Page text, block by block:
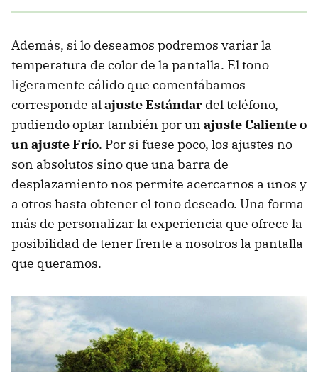
Además, si lo deseamos podremos variar la
temperatura de color de la pantalla. El tono
ligeramente cálido que comentábamos
corresponde alajuste Estándar del teléfono,
pudiendo optar también por un ajuste Caliente o
un ajuste Frío. Por si fuese poco, los ajustes no
son absolutos sino que una barra de
desplazamiento nos permite acercarnos a unos y
a otros hasta obtener el tono deseado. Una forma
más de personalizar la experiencia que ofrece la
posibilidad de tener frente a nosotros la pantalla
que queramos.